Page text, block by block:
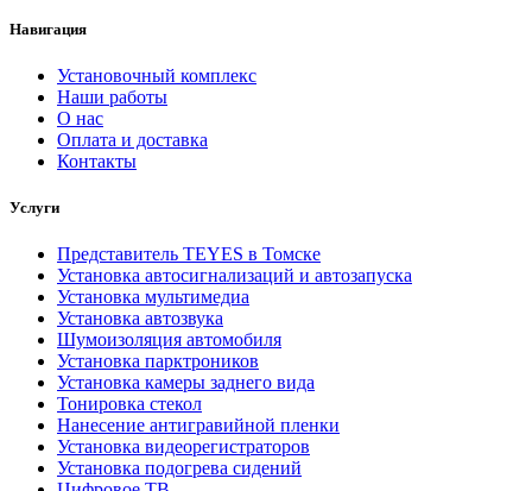
Навигация
Установочный комплекс
Наши работы
О нас
Оплата и доставка
Контакты
Услуги
Представитель TEYES в Томске
Установка автосигнализаций и автозапуска
Установка мультимедиа
Установка автозвука
Шумоизоляция автомобиля
Установка парктроников
Установка камеры заднего вида
Тонировка стекол
Нанесение антигравийной пленки
Установка видеорегистраторов
Установка подогрева сидений